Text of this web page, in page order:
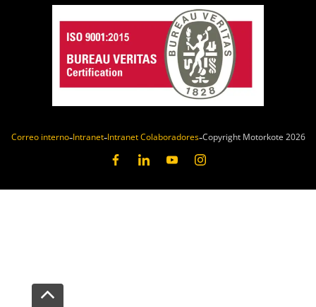
Correo interno Intranet Intranet Colaboradores Copyright Motorkote 2026